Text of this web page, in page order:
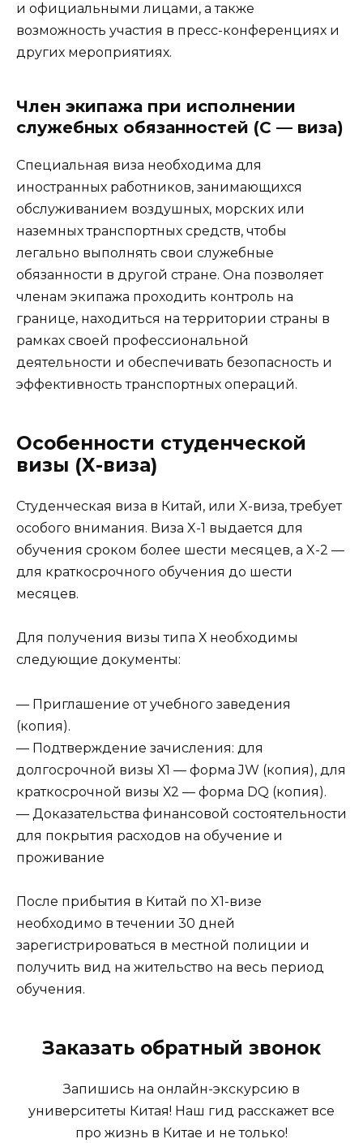
и официальными лицами, а также
возможность участия в пресс-конференциях и
других мероприятиях.
Член экипажа при исполнении
служебных обязанностей (C — виза)
Специальная виза необходима для
иностранных работников, занимающихся
обслуживанием воздушных, морских или
наземных транспортных средств, чтобы
легально выполнять свои служебные
обязанности в другой стране. Она позволяет
членам экипажа проходить контроль на
границе, находиться на территории страны в
рамках своей профессиональной
деятельности и обеспечивать безопасность и
эффективность транспортных операций.
Особенности студенческой
визы (X-виза)
Студенческая виза в Китай, или X-виза, требует
особого внимания. Виза X-1 выдается для
обучения сроком более шести месяцев, а X-2 —
для краткосрочного обучения до шести
месяцев.
Для получения визы типа Х необходимы
следующие документы:
— Приглашение от учебного заведения
(копия).
— Подтверждение зачисления: для
долгосрочной визы Х1 — форма JW (копия), для
краткосрочной визы Х2 — форма DQ (копия).
— Доказательства финансовой состоятельности
для покрытия расходов на обучение и
проживание
После прибытия в Китай по X1-визе
необходимо в течении 30 дней
зарегистрироваться в местной полиции и
получить вид на жительство на весь период
обучения.
Заказать обратный звонок
Запишись на онлайн-экскурсию в
университеты Китая! Наш гид расскажет все
про жизнь в Китае и не только!